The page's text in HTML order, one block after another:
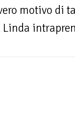
motivo di